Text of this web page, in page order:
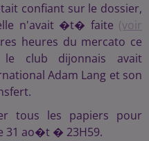
confiant sur le dossier,
n'avait �t� faite (voir
heures du mercato ce
club dijonnais avait
Adam Lang et son
tous les papiers pour
31 ao�t � 23H59.